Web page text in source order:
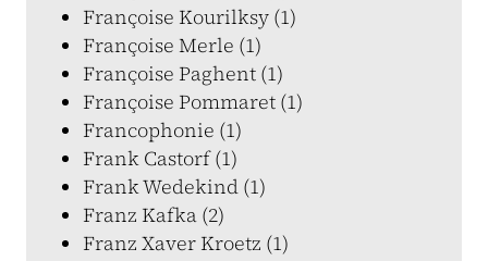
Françoise Kourilksy (1)
Françoise Merle (1)
Françoise Paghent (1)
Françoise Pommaret (1)
Francophonie (1)
Frank Castorf (1)
Frank Wedekind (1)
Franz Kafka (2)
Franz Xaver Kroetz (1)